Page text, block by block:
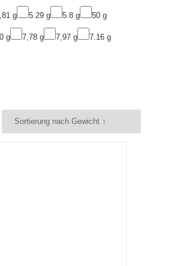
g 5.29 g 5.8 g 50 g
g 7,78 g 7,97 g 7.16 g